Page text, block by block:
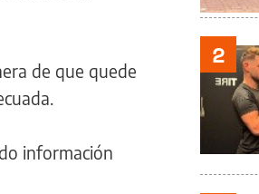
de que quede
información
2